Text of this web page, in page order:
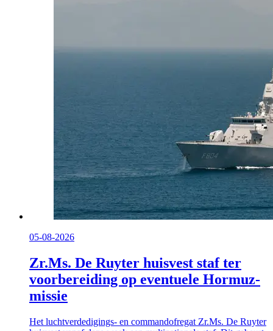
05-08-2026
Zr.Ms. De Ruyter huisvest staf ter
voorbereiding op eventuele Hormuz-
missie
Het luchtverdedigings- en commandofregat Zr.Ms. De Ruyter